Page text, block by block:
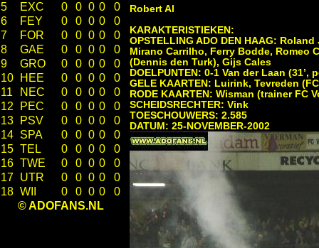
5
EXC 0 0 0 0
0
6
FEY 0 0 0 0
0
7
FOR 0 0 0 0
0
8
GAE 0 0 0 0
0
9
GRO 0 0 0 0
0
10
HEE 0 0 0 0
0
11
NEC 0 0 0 0
0
12
PEC 0 0 0 0
0
13
PSV 0 0 0 0
0
14 SPA 0 0 0 0
0
15 TEL 0 0 0 0
0
16 TWE 0 0 0 0
0
17 UTR 0 0 0 0
0
18 WII 0 0 0 0
0
© ADOFANS.NL
Robert Al
KARAKTERISTIEKEN:
OPSTELLING ADO DEN HAAG:
Mirano Carrilho, Ferry Bodde, Romeo
(Dennis den Turk), Gijs Cales
DOELPUNTEN: 0-1 Van der Laan (31’,
GELE KAARTEN: Luirink, Tevreden
RODE KAARTEN: Wisman (trainer FC
SCHEIDSRECHTER: Vink
TOESCHOUWERS: 2.585
DATUM: 25-NOVEMBER-2002